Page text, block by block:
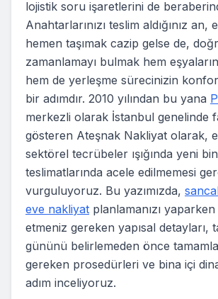
lojistik soru işaretlerini de
Anahtarlarınızı teslim aldığınız an,
hemen taşımak cazip gelse de,
zamanlamayı bulmak hem
hem de yerleşme sürecinizin
bir adımdır. 2010 yılından bu yana
merkezli olarak İstanbul genelinde
gösteren Ateşnak Nakliyat olarak,
sektörel tecrübeler ışığında yeni
teslimatlarında acele edilmemesi
vurguluyoruz. Bu yazımızda,
eve nakliyat planlamanızı
etmeniz gereken yapısal detayları,
gününü belirlemeden önce
gereken prosedürleri ve bina içi
adım inceliyoruz.